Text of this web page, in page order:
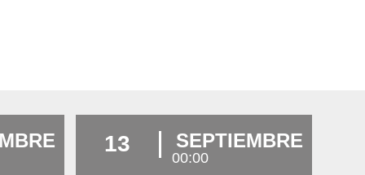
13 SEPTIEMBRE
00:00